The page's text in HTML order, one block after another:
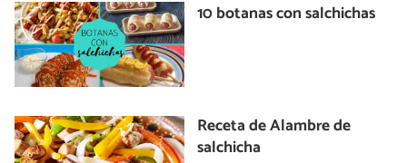
10 botanas con salchichas
Receta de Alambre de
salchicha